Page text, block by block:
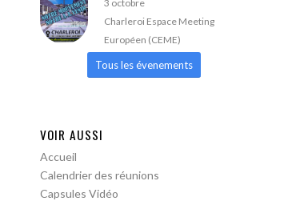
3 octobre
Charleroi Espace Meeting
Européen (CEME)
Tous les évenements
VOIR AUSSI
Accueil
Calendrier des réunions
Capsules Vidéo